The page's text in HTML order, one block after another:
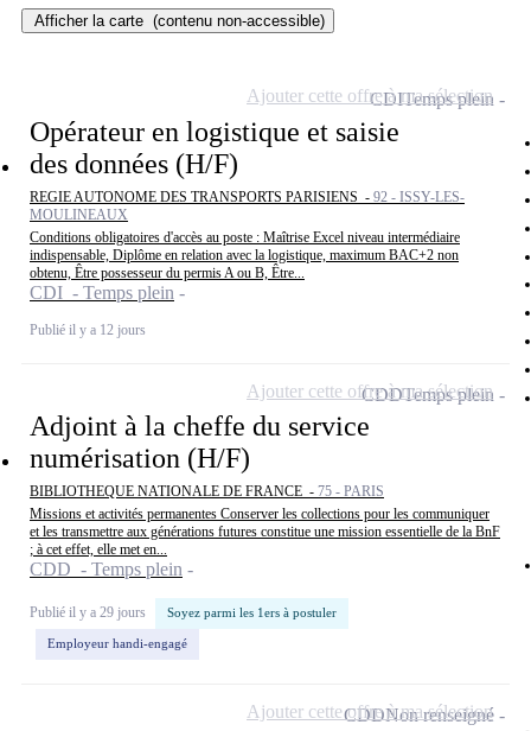
Afficher la carte (contenu non-accessible)
Opérateur en logistique et saisie
des données (H/F)
REGIE AUTONOME DES TRANSPORTS PARISIENS - 92 - ISSY-LES-
MOULINEAUX
Conditions obligatoires d'accès au poste : Maîtrise Excel niveau intermédiaire
indispensable, Diplôme en relation avec la logistique, maximum BAC+2 non
obtenu, Être possesseur du permis A ou B, Être...
CDI - Temps plein
Publié il y a 12 jours
CDITemps plein
Ajouter cette offre à ma sélection
Adjoint à la cheffe du service
numérisation (H/F)
BIBLIOTHEQUE NATIONALE DE FRANCE - 75 - PARIS
Missions et activités permanentes Conserver les collections pour les communiquer
et les transmettre aux générations futures constitue une mission essentielle de la BnF
; à cet effet, elle met en...
CDD - Temps plein
Publié il y a 29 jours Soyez parmi les 1ers à postuler
Employeur handi-engagé
CDDTemps plein
Ajouter cette offre à ma sélection
CDDNon renseigné
Ajouter cette offre à ma sélection